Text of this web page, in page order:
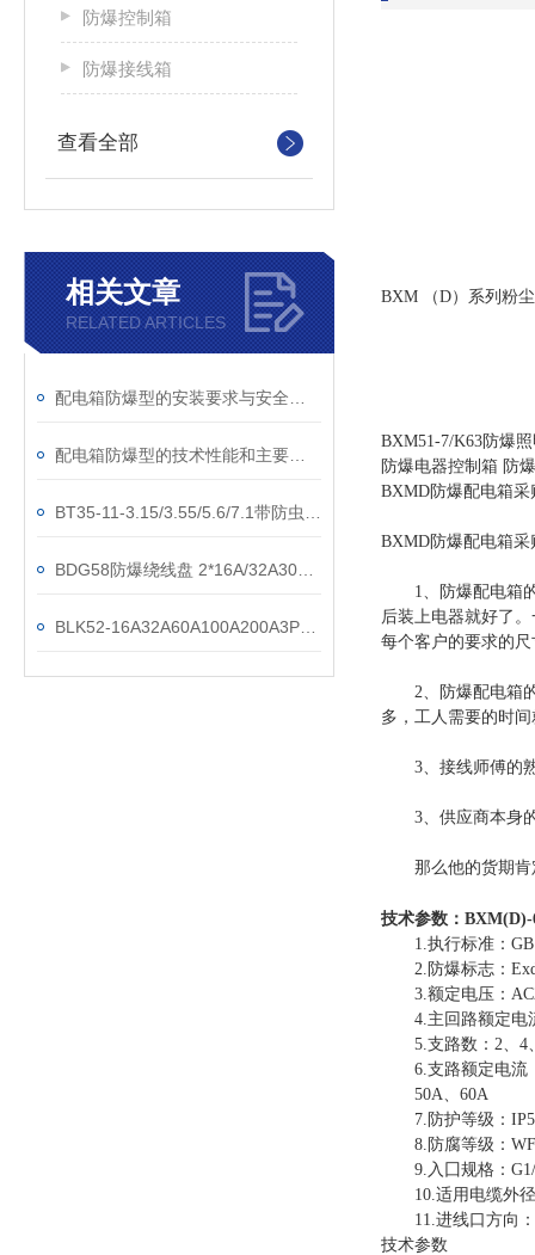
防爆控制箱
防爆接线箱
查看全部
相关文章
RELATED ARTICLES
BXM （D）系列粉
BXM51-7/K63防爆
防爆电器控制箱 防
BXMD防爆配电箱采
BXMD防爆配电箱采
1、防爆配电箱的
后装上电器就好了
每个客户的要求的
2、防爆配电箱的
多，工人需要的时
3、接线师傅的熟
3、供应商本身的
那么他的货期肯
技术参数： BXM(D)-
1.执行标准：GB
2.防爆标志：
3.额定电压：
4.主回路额定电
5.支路数：2、4
6.支路额定电流：
50A、60A
7.防护等级：IP54
8.防腐等级：
9.入囗规格：
10.适用电缆外
11.进线口方向：
技术参数